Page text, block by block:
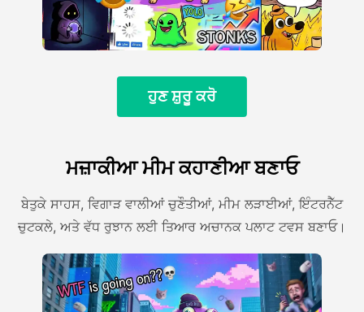
ਹੁਣ ਸ਼ੁਰੂ ਕਰੋ
ਮਜ਼ਾਕੀਆ ਮੀਮ ਕਹਾਣੀਆ ਬਣਾਓ
ਬੇਤੁਕੇ ਸਾਹਸ, ਵਿਗਾੜ ਵਾਲੀਆਂ ਚੁਣੌਤੀਆਂ, ਮੀਮ ਲੜਾਈਆਂ, ਇੰਟਰਨੈੱਟ
ਚੁਟਕਲੇ, ਅਤੇ ਵੱਧ ਰੁਝਾਨ ਲਈ ਤਿਆਰ ਅਚਾਨਕ ਪਲਾਟ ਟਵਸ ਬਣਾਓ।